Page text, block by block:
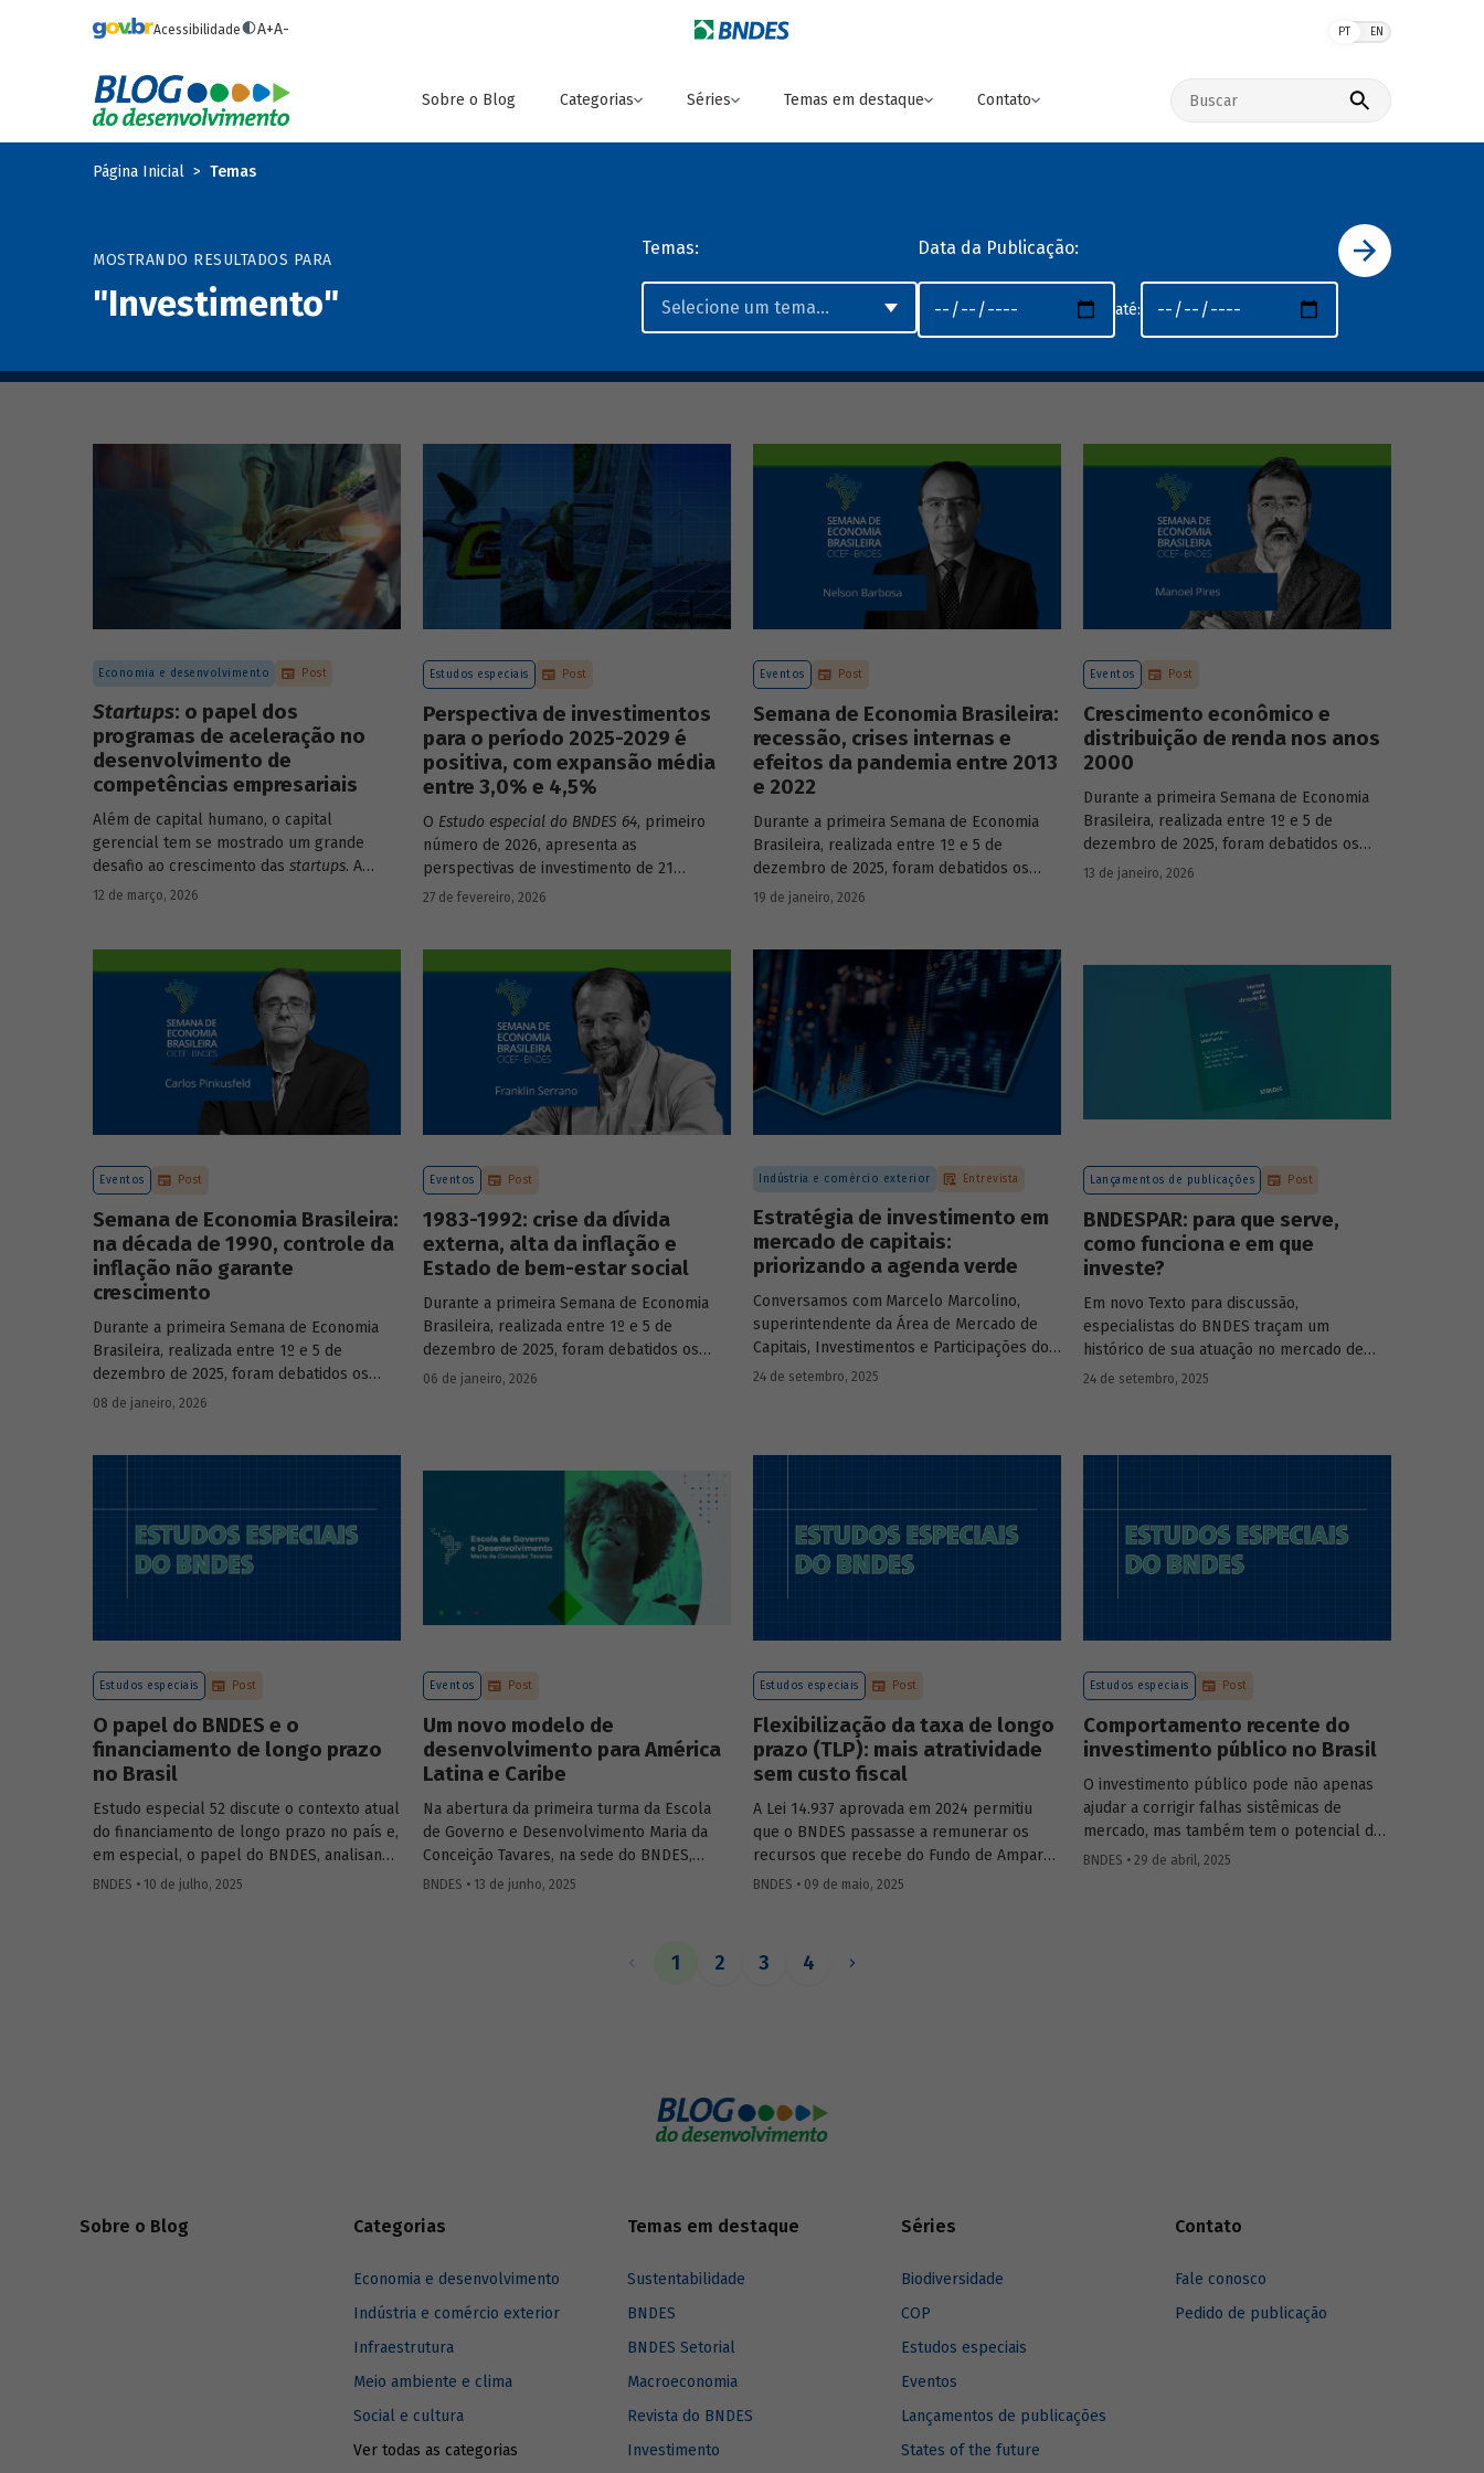
Acessibilidade A+A- PT EN
Sobre o Blog Categorias Séries Temas em destaque Contato
Buscar no site
Página Inicial Temas
MOSTRANDO RESULTADOS PARA
"Investimento"
Temas: Data da Publicação:
até:
Economia e desenvolvimento Post
Startups: o papel dos
programas de aceleração no
desenvolvimento de
competências empresariais
Além de capital humano, o capital
gerencial tem se mostrado um grande
desafio ao crescimento das startups. A
avaliação do BNDES Garagem demonstra
12 de março, 2026
Estudos especiais Post
Perspectiva de investimentos
para o período 2025-2029 é
positiva, com expansão média
entre 3,0% e 4,5%
O Estudo especial do BNDES 64, primeiro
número de 2026, apresenta as
perspectivas de investimento de 21
setores da economia brasileira para o
27 de fevereiro, 2026
Eventos Post
Semana de Economia Brasileira:
recessão, crises internas e
efeitos da pandemia entre 2013
e 2022
Durante a primeira Semana de Economia
Brasileira, realizada entre 1º e 5 de
dezembro de 2025, foram debatidos os
principais temas que marcaram a economia
renomados.
19 de janeiro, 2026
Eventos Post
Crescimento econômico e
distribuição de renda nos anos
2000
Durante a primeira Semana de Economia
Brasileira, realizada entre 1º e 5 de
dezembro de 2025, foram debatidos os
principais temas que marcaram a economia
13 de janeiro, 2026
Eventos Post
Semana de Economia Brasileira:
na década de 1990, controle da
inflação não garante
crescimento
Durante a primeira Semana de Economia
Brasileira, realizada entre 1º e 5 de
dezembro de 2025, foram debatidos os
principais temas que marcaram a economia
08 de janeiro, 2026
Eventos Post
1983-1992: crise da dívida
externa, alta da inflação e
Estado de bem-estar social
Durante a primeira Semana de Economia
Brasileira, realizada entre 1º e 5 de
dezembro de 2025, foram debatidos os
principais temas que marcaram a economia
06 de janeiro, 2026
Indústria e comércio exterior Entrevista
Estratégia de investimento em
mercado de capitais:
priorizando a agenda verde
Conversamos com Marcelo Marcolino,
superintendente da Área de Mercado de
Capitais, Investimentos e Participações do
BNDES, e representantes de duas das
de bancos de desenvolvimento no
mercado de capitais, a nova estratégia do
BNDES e os planos das investidas.
24 de setembro, 2025
Lançamentos de publicações Post
BNDESPAR: para que serve,
como funciona e em que
investe?
Em novo Texto para discussão,
especialistas do BNDES traçam um
histórico de sua atuação no mercado de
capitais, apontando a importância dessa
24 de setembro, 2025
Estudos especiais Post
O papel do BNDES e o
financiamento de longo prazo
no Brasil
Estudo especial 52 discute o contexto atual
do financiamento de longo prazo no país e,
em especial, o papel do BNDES, analisando
seu posicionamento no mercado de crédito
BNDES • 10 de julho, 2025
Eventos Post
Um novo modelo de
desenvolvimento para América
Latina e Caribe
Na abertura da primeira turma da Escola
de Governo e Desenvolvimento Maria da
Conceição Tavares, na sede do BNDES,
Aloizio Mercadante, presidente do BNDES,
Público debatarem um novo modelo de
BNDES • 13 de junho, 2025
Estudos especiais Post
Flexibilização da taxa de longo
prazo (TLP): mais atratividade
sem custo fiscal
A Lei 14.937 aprovada em 2024 permitiu
que o BNDES passasse a remunerar os
recursos que recebe do Fundo de Amparo
ao Trabalhador (FAT) tanto pela Selic
apoio do BNDES.
BNDES • 09 de maio, 2025
Estudos especiais Post
Comportamento recente do
investimento público no Brasil
O investimento público pode não apenas
ajudar a corrigir falhas sistêmicas de
mercado, mas também tem o potencial de
gerar externalidades positivas para a
BNDES • 29 de abril, 2025
1 2 3 4
Sobre o Blog Categorias
Economia e desenvolvimento
Indústria e comércio exterior
Infraestrutura
Meio ambiente e clima
Social e cultura
Ver todas as categorias
Temas em destaque
Sustentabilidade
BNDES
BNDES Setorial
Macroeconomia
Revista do BNDES
Investimento
Séries
Biodiversidade
COP
Estudos especiais
Eventos
Lançamentos de publicações
States of the future
Contato
Fale conosco
Pedido de publicação